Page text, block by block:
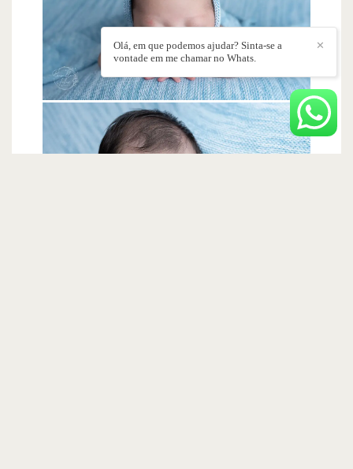
✕
Olá, em que podemos ajudar? Sinta-se a
vontade em me chamar no Whats.